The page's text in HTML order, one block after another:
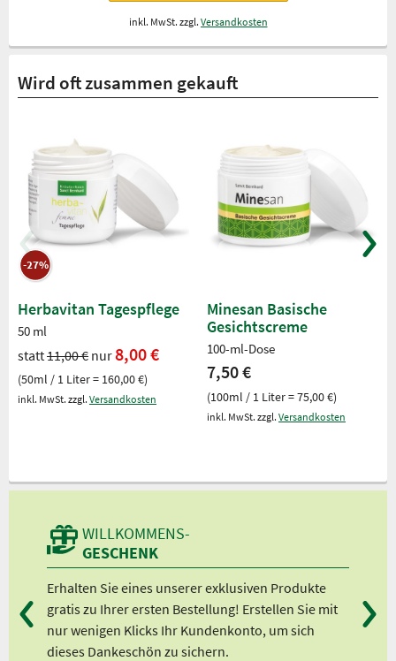
inkl. MwSt. zzgl. Versandkosten
Wird oft zusammen gekauft
-27%
Herbavitan Tagespflege
50 ml
statt11,00 € nur8,00 €
(50ml / 1 Liter = 160,00 €)
inkl. MwSt. zzgl. Versandkosten
Minesan Basische
Gesichtscreme
100-ml-Dose
7,50 €
(100ml / 1 Liter = 75,00 €)
inkl. MwSt. zzgl. Versandkosten
WILLKOMMENS-
GESCHENK
Erhalten Sie eines unserer exklusiven Produkte
gratis zu Ihrer ersten Bestellung! Erstellen Sie mit
nur wenigen Klicks Ihr Kundenkonto, um sich
dieses Dankeschön zu sichern.
Ab